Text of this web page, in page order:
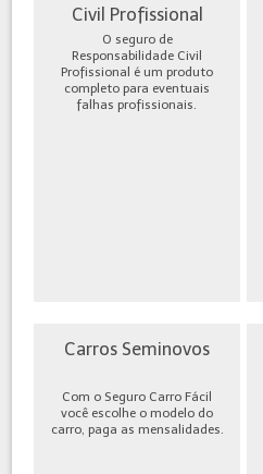
Civil Profissional
O seguro de
Responsabilidade Civil
Profissional é um produto
completo para eventuais
falhas profissionais.
Carros Seminovos
Com o Seguro Carro Fácil
você escolhe o modelo do
carro, paga as mensalidades.